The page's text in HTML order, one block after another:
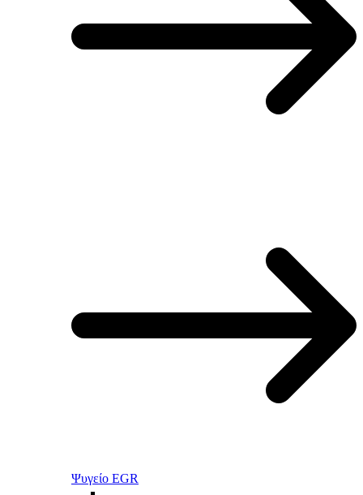
Ψυγείο EGR